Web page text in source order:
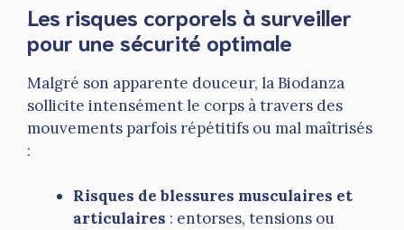
Les risques corporels à surveiller
pour une sécurité optimale
Malgré son apparente douceur, la Biodanza
sollicite intensément le corps à travers des
mouvements parfois répétitifs ou mal maîtrisés
:
Risques de blessures musculaires et
articulaires : entorses, tensions ou